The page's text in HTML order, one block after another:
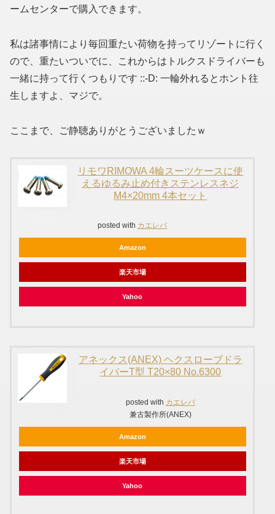
ームセンターで購入できます。
私は諸事情により毎回重たい荷物を持ってリゾートに行く
ので、重たいついでに、これからはトルクスドライバーも
一緒に持って行くつもりです ::-D: 一輪外れるとホント往
生しますよ、マジで。
ここまで、ご静聴ありがとうございましたｗ
リモワRIMOWA 4輪スーツケースに使
えるゆるみ止め付きステンレスネジ
M4×20mm 4本セット
posted with カエレバ
Amazon
楽天市場
Yahoo
アネックス(ANEX) ヘクスローブドラ
イバーT型 T20×80 No.6300
posted with カエレバ
兼古製作所(ANEX)
Amazon
楽天市場
Yahoo